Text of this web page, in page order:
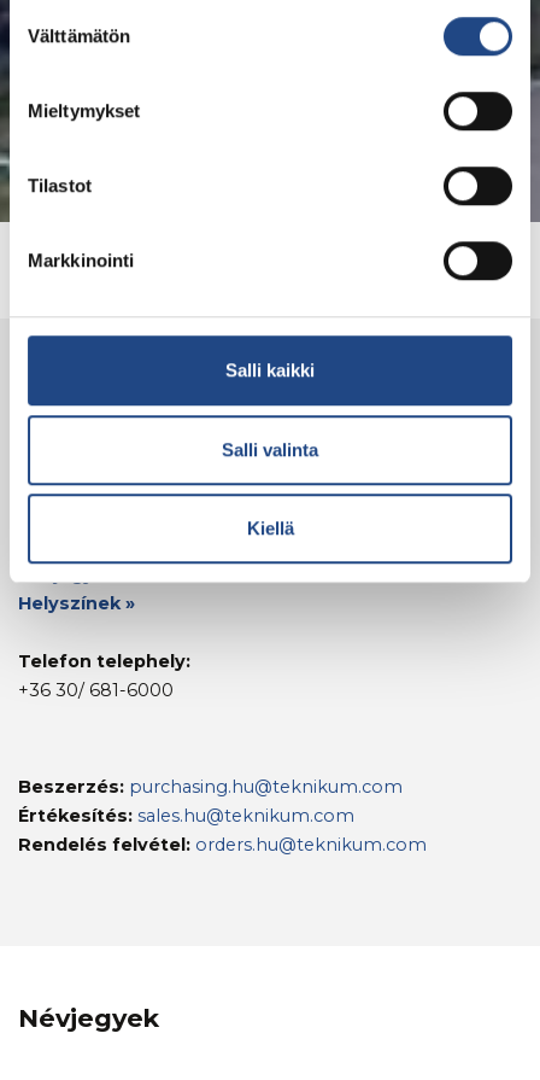
Suostumuksen
valinta
Välttämätön
Mieltymykset
Tilastot
Markkinointi
Salli kaikki
Salli valinta
Kiellä
Kapcsolat
A Teknikum Group négy gyárat üzemeltet
értékesítési irodát Németországban. Körülbelül 600
Helyszínek »
Telefon telephely:
+36 30/ 681-6000
Beszerzés: purchasing.hu@teknikum.com
Értékesítés: sales.hu@teknikum.com
Rendelés felvétel: orders.hu@teknikum.com
Névjegyek